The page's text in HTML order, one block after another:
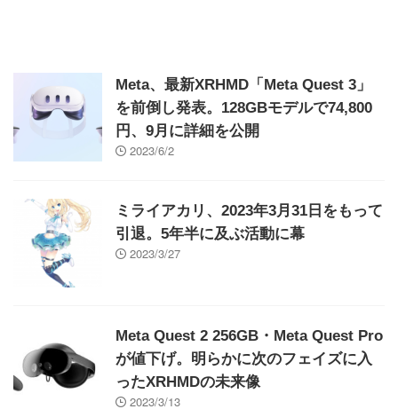
Meta、最新XRHMD「Meta Quest 3」
を前倒し発表。128GBモデルで74,800
円、9月に詳細を公開
2023/6/2
ミライアカリ、2023年3月31日をもって
引退。5年半に及ぶ活動に幕
2023/3/27
Meta Quest 2 256GB・Meta Quest Pro
が値下げ。明らかに次のフェイズに入
ったXRHMDの未来像
2023/3/13